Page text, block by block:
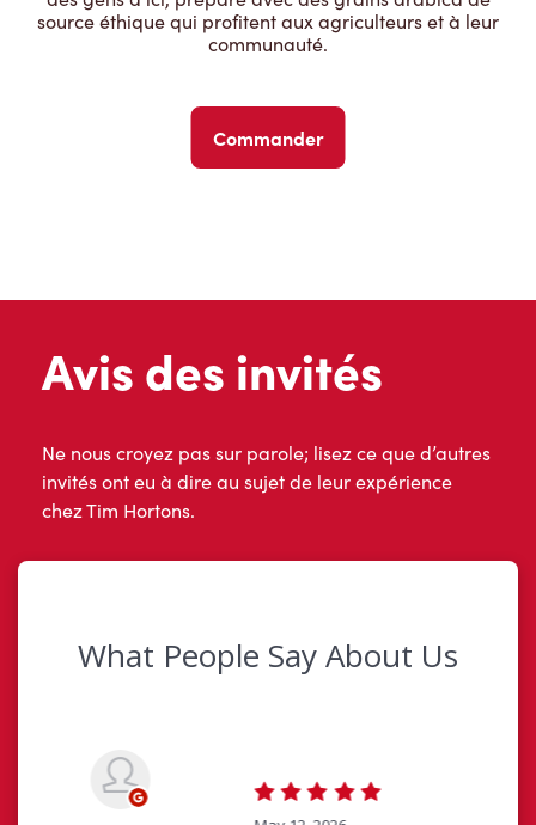
source éthique qui profitent aux agriculteurs et à leur
communauté.
Commander
Avis des invités
Ne nous croyez pas sur parole; lisez ce que d’autres
invités ont eu à dire au sujet de leur expérience
chez Tim Hortons.